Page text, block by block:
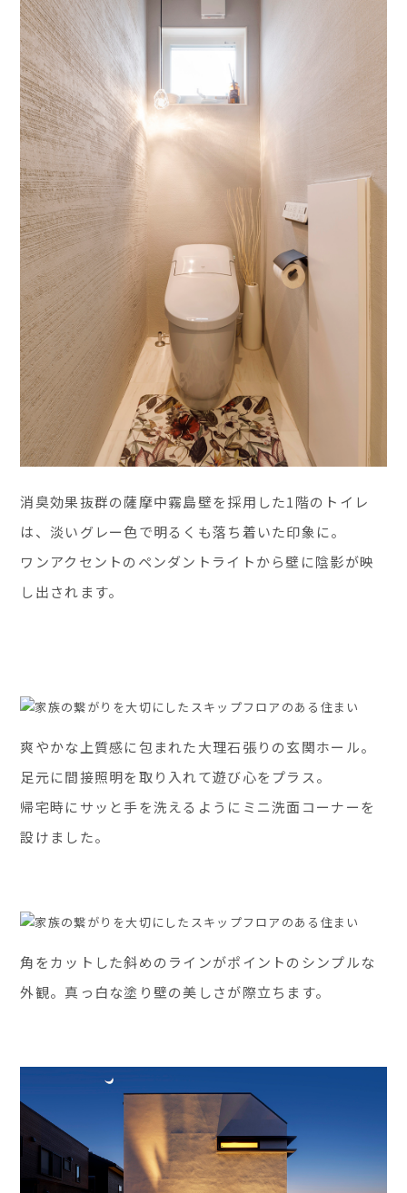
消臭効果抜群の薩摩中霧島壁を採用した1階のトイレ
は、淡いグレー色で明るくも落ち着いた印象に。
ワンアクセントのペンダントライトから壁に陰影が映
し出されます。
爽やかな上質感に包まれた大理石張りの玄関ホール。
足元に間接照明を取り入れて遊び心をプラス。
帰宅時にサッと手を洗えるようにミニ洗面コーナーを
設けました。
角をカットした斜めのラインがポイントのシンプルな
外観。真っ白な塗り壁の美しさが際立ちます。